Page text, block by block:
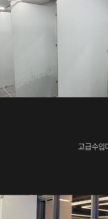
고급수입